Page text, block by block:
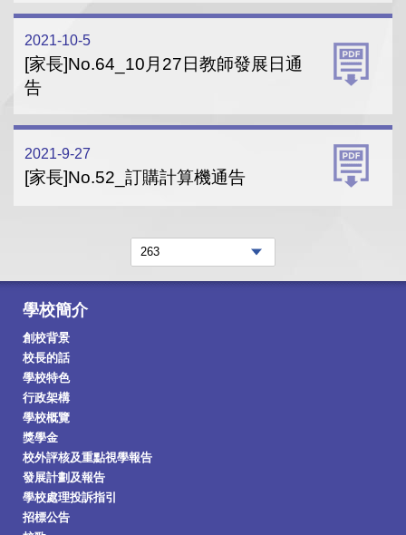
2021-10-5
[家長]No.64_10月27日教師發展日通
告
2021-9-27
[家長]No.52_訂購計算機通告
學校簡介
創校背景
校長的話
學校特色
行政架構
學校概覽
獎學金
校外評核及重點視學報告
發展計劃及報告
學校處理投訴指引
招標公告